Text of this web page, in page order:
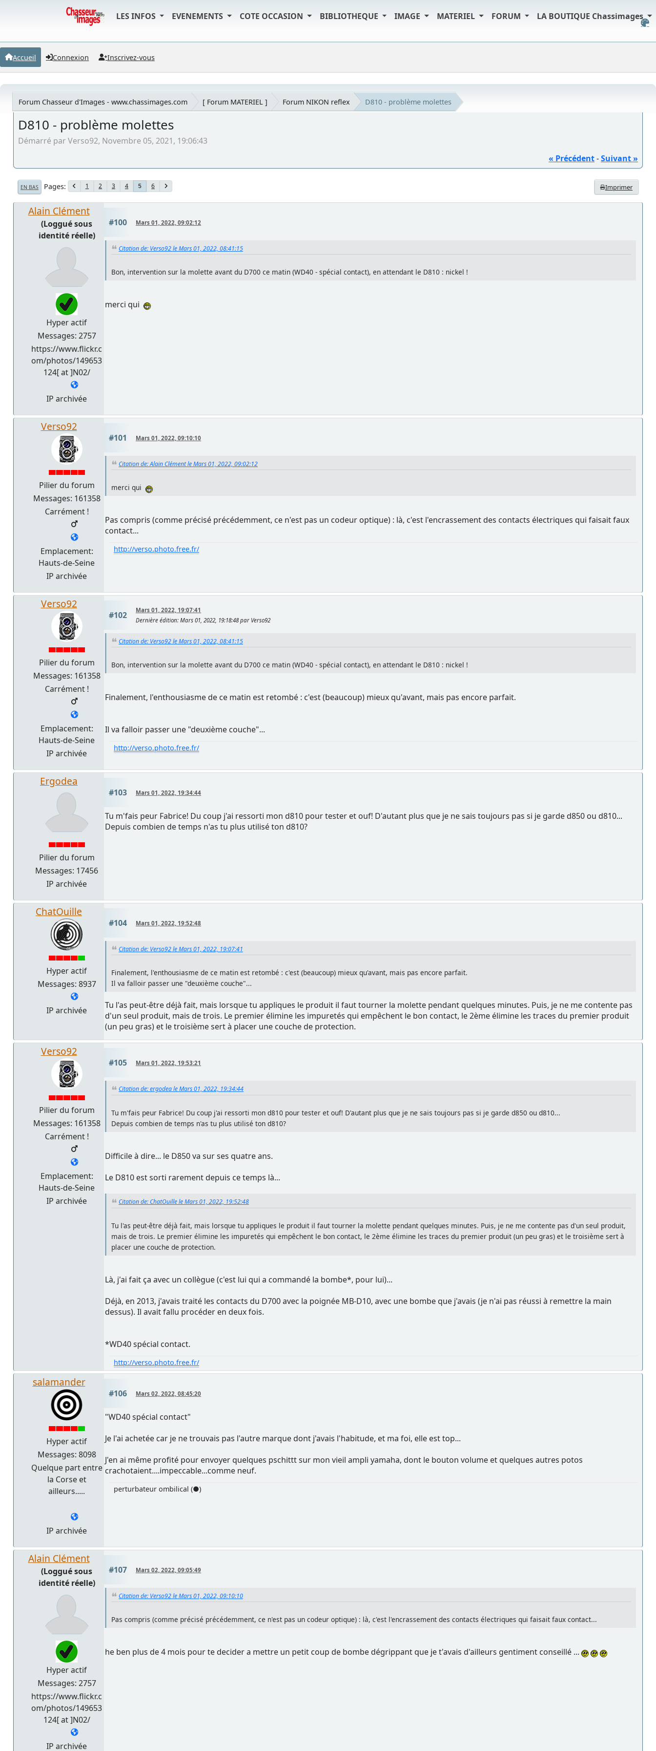
LES INFOS EVENEMENTS COTE OCCASION BIBLIOTHEQUE IMAGE MATERIEL FORUM LA BOUTIQUE Chassimages
Accueil Connexion Inscrivez-vous
Forum Chasseur d'Images - www.chassimages.com [ Forum MATERIEL ] Forum NIKON reflex D810 - problème molettes
D810 - problème molettes
Démarré par Verso92, Novembre 05, 2021, 19:06:43
« Précédent-Suivant »
Imprimer
EN BAS Pages 1 2 3 4 5 6
Alain Clément
(Loggué sous
identité réelle)
Hyper actif
Messages: 2757
https://www.flickr.c
om/photos/149653
124[ at ]N02/
IP archivée
#100 Mars 01, 2022, 09:02:12
Citation de: Verso92 le Mars 01, 2022, 08:41:15
Bon, intervention sur la molette avant du D700 ce matin (WD40 - spécial contact), en attendant le D810 : nickel !
merci qui
Verso92
Pilier du forum
Messages: 161358
Carrément !
Emplacement:
Hauts-de-Seine
IP archivée
#101 Mars 01, 2022, 09:10:10
Citation de: Alain Clément le Mars 01, 2022, 09:02:12
merci qui
Pas compris (comme précisé précédemment, ce n'est pas un codeur optique) : là, c'est l'encrassement des contacts électriques qui faisait faux
contact...
http://verso.photo.free.fr/
Verso92
Pilier du forum
Messages: 161358
Carrément !
Emplacement:
Hauts-de-Seine
IP archivée
#102
Mars 01, 2022, 19:07:41
Dernière édition: Mars 01, 2022, 19:18:48 par Verso92
Citation de: Verso92 le Mars 01, 2022, 08:41:15
Bon, intervention sur la molette avant du D700 ce matin (WD40 - spécial contact), en attendant le D810 : nickel !
Finalement, l'enthousiasme de ce matin est retombé : c'est (beaucoup) mieux qu'avant, mais pas encore parfait.
Il va falloir passer une "deuxième couche"...
http://verso.photo.free.fr/
Ergodea
Pilier du forum
Messages: 17456
IP archivée
#103 Mars 01, 2022, 19:34:44
Tu m'fais peur Fabrice! Du coup j'ai ressorti mon d810 pour tester et ouf! D'autant plus que je ne sais toujours pas si je garde d850 ou d810...
Depuis combien de temps n'as tu plus utilisé ton d810?
ChatOuille
Hyper actif
Messages: 8937
IP archivée
#104 Mars 01, 2022, 19:52:48
Citation de: Verso92 le Mars 01, 2022, 19:07:41
Finalement, l'enthousiasme de ce matin est retombé : c'est (beaucoup) mieux qu'avant, mais pas encore parfait.
Il va falloir passer une "deuxième couche"...
Tu l'as peut-être déjà fait, mais lorsque tu appliques le produit il faut tourner la molette pendant quelques minutes. Puis, je ne me contente pas
d'un seul produit, mais de trois. Le premier élimine les impuretés qui empêchent le bon contact, le 2ème élimine les traces du premier produit
(un peu gras) et le troisième sert à placer une couche de protection.
Verso92
Pilier du forum
Messages: 161358
Carrément !
Emplacement:
Hauts-de-Seine
IP archivée
#105 Mars 01, 2022, 19:53:21
Citation de: ergodea le Mars 01, 2022, 19:34:44
Tu m'fais peur Fabrice! Du coup j'ai ressorti mon d810 pour tester et ouf! D'autant plus que je ne sais toujours pas si je garde d850 ou d810...
Depuis combien de temps n'as tu plus utilisé ton d810?
Difficile à dire... le D850 va sur ses quatre ans.
Le D810 est sorti rarement depuis ce temps là...
Citation de: ChatOuille le Mars 01, 2022, 19:52:48
Tu l'as peut-être déjà fait, mais lorsque tu appliques le produit il faut tourner la molette pendant quelques minutes. Puis, je ne me contente pas d'un seul produit,
mais de trois. Le premier élimine les impuretés qui empêchent le bon contact, le 2ème élimine les traces du premier produit (un peu gras) et le troisième sert à
placer une couche de protection.
Là, j'ai fait ça avec un collègue (c'est lui qui a commandé la bombe*, pour lui)...
Déjà, en 2013, j'avais traité les contacts du D700 avec la poignée MB-D10, avec une bombe que j'avais (je n'ai pas réussi à remettre la main
dessus). Il avait fallu procéder en deux fois.
*WD40 spécial contact.
http://verso.photo.free.fr/
salamander
Hyper actif
Messages: 8098
Quelque part entre
la Corse et
ailleurs.....
IP archivée
#106 Mars 02, 2022, 08:45:20
"WD40 spécial contact"
Je l'ai achetée car je ne trouvais pas l'autre marque dont j'avais l'habitude, et ma foi, elle est top...
J'en ai même profité pour envoyer quelques pschittt sur mon vieil ampli yamaha, dont le bouton volume et quelques autres potos
crachotaient....impeccable...comme neuf.
perturbateur ombilical (●)
Alain Clément
(Loggué sous
identité réelle)
Hyper actif
Messages: 2757
https://www.flickr.c
om/photos/149653
124[ at ]N02/
IP archivée
#107 Mars 02, 2022, 09:05:49
Citation de: Verso92 le Mars 01, 2022, 09:10:10
Pas compris (comme précisé précédemment, ce n'est pas un codeur optique) : là, c'est l'encrassement des contacts électriques qui faisait faux contact...
he ben plus de 4 mois pour te decider a mettre un petit coup de bombe dégrippant que je t'avais d'ailleurs gentiment conseillé ...